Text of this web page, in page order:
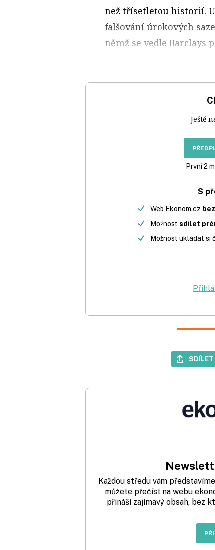
než třísetletou historií.
falšování úrokových
němž se vedle Barclays
Ještě
První 2
S
Web Ekonom.cz
Možnost sdílet
Možnost ukládat si
SDÍLET
Každou středu vám
můžete přečíst na webu
přináší zajímavý obsah, bez